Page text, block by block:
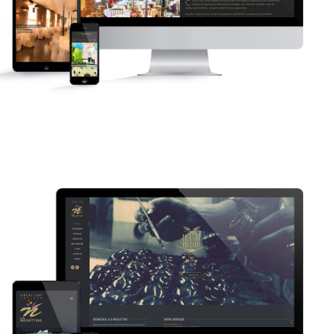
Réseaux sociaux Site internet
La Noisettine
Newsletter Réseaux sociaux